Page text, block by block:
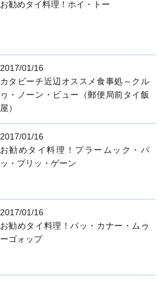
お勧めタイ料理！ホイ・トー
2017/01/16
カタビーチ近辺オススメ食事処～クル
ヮ・ノーン・ビュー（郵便局前タイ飯
屋）
2017/01/16
お勧めタイ料理！プラームック・パ
ッ・プリッ・ゲーン
2017/01/16
お勧めタイ料理！パッ・カナー・ムゥ
ーゴォップ